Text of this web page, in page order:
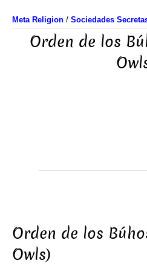
Meta Religion / Sociedades
Orden de los
Orden de los
Owls)